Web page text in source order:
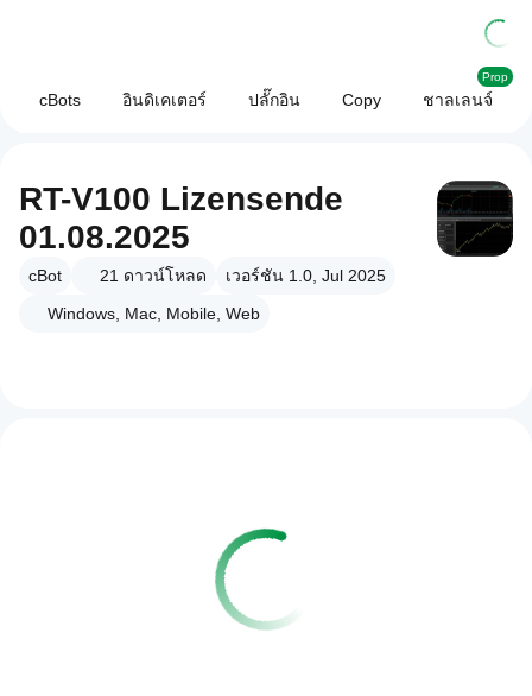
cBots อินดิเคเตอร์ ปลั๊กอิน Copy ชาลเลนจ์
Prop
RT-V100 Lizensende
01.08.2025
cBot 21 ดาวน์โหลด
เวอร์ชัน 1.0, Jul 2025
Windows, Mac, Mobile, Web